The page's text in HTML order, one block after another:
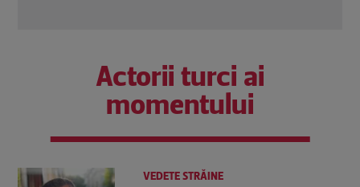
Actorii turci ai
momentului
VEDETE STRĂINE